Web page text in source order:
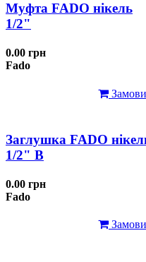
Муфта FADO нікель
1/2"
0.00 грн
Fado
Заглушка FADO
1/2" В
0.00 грн
Fado